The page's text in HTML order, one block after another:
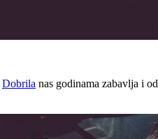
Dobrila nas godinama zabavlja i